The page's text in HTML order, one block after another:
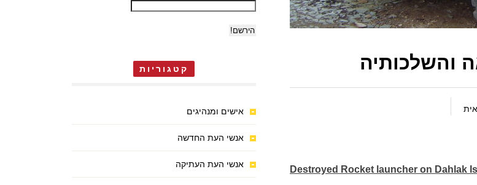
והשלכותיה
Destroyed Rocket launcher on Dahlak
קטגוריות
אישים ומנהיגים
אנשי העת החדשה
אנשי העת העתיקה